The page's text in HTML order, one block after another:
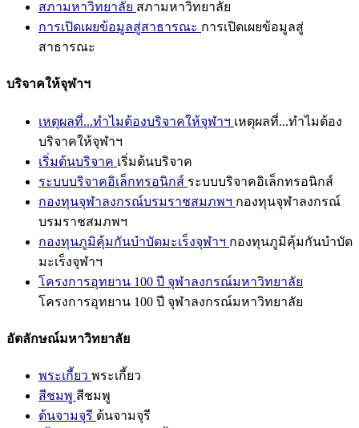
สภามหาวิทยาลัย สภามหาวิทยาลัย
การเปิดเผยข้อมูลสู่สาธารณะ การเปิดเผยข้อมูลสู่
สาธารณะ
บริจาคให้จุฬาฯ
เหตุผลที่...ทำไมต้องบริจาคให้จุฬาฯ เหตุผลที่...ทำไมต้อง
บริจาคให้จุฬาฯ
เริ่มต้นบริจาค เริ่มต้นบริจาค
ระบบบริจาคอิเล็กทรอนิกส์ ระบบบริจาคอิเล็กทรอนิกส์
กองทุนจุฬาลงกรณ์บรมราชสมภพฯ กองทุนจุฬาลงกรณ์
บรมราชสมภพฯ
กองทุนภูมิคุ้มกันบำบัดมะเร็งจุฬาฯ กองทุนภูมิคุ้มกันบำบัด
มะเร็งจุฬาฯ
โครงการอุทยาน 100 ปี จุฬาลงกรณ์มหาวิทยาลัย
โครงการอุทยาน 100 ปี จุฬาลงกรณ์มหาวิทยาลัย
อัตลักษณ์มหาวิทยาลัย
พระเกี้ยว พระเกี้ยว
สีชมพู สีชมพู
ต้นจามจุรี ต้นจามจุรี